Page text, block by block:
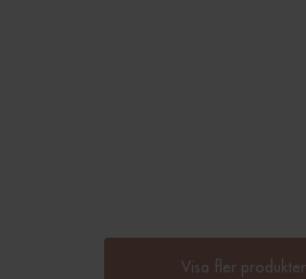
Visa fler produkter